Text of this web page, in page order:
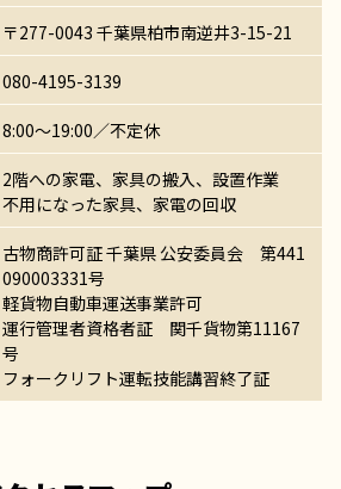
〒277-0043 千葉県柏市南逆井3-15-21
080-4195-3139
8:00～19:00／不定休
2階への家電、家具の搬入、設置作業
不用になった家具、家電の回収
古物商許可証 千葉県 公安委員会 第441
090003331号
軽貨物自動車運送事業許可
運行管理者資格者証 関千貨物第11167
号
フォークリフト運転技能講習終了証